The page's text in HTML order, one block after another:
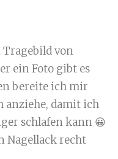
von
ein Foto gibt es
bereite ich mir
anziehe, damit ich
schlafen kann 😀
Nagellack recht